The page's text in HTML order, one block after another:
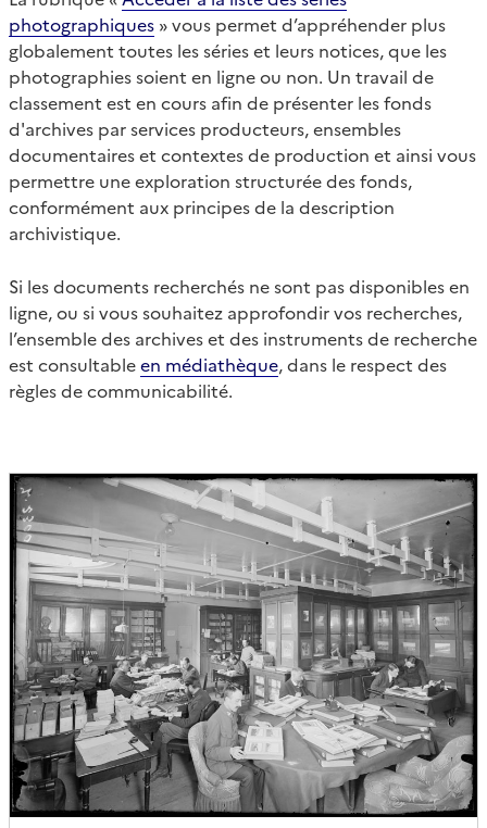
photographiques » vous permet d’appréhender plus
globalement toutes les séries et leurs notices, que les
photographies soient en ligne ou non. Un travail de
classement est en cours afin de présenter les fonds
d'archives par services producteurs, ensembles
documentaires et contextes de production et ainsi vous
permettre une exploration structurée des fonds,
conformément aux principes de la description
archivistique.
Si les documents recherchés ne sont pas disponibles en
ligne, ou si vous souhaitez approfondir vos recherches,
l’ensemble des archives et des instruments de recherche
est consultableen médiathèque, dans le respect des
règles de communicabilité.